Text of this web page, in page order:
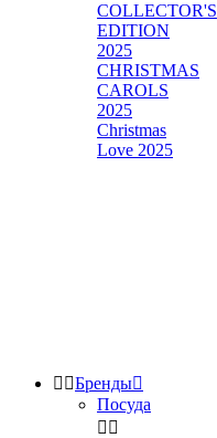
COLLECTOR'S
EDITION
2025
CHRISTMAS
CAROLS
2025
Christmas
Love 2025
 Бренды
Посуда
 